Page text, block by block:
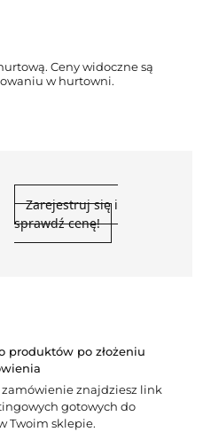
Ceny widoczne są
w hurtowni.
Zarejestruj się i
sprawdź cenę!
produktów po złożeniu
znajdziesz link
gotowych do
Twoim sklepie.